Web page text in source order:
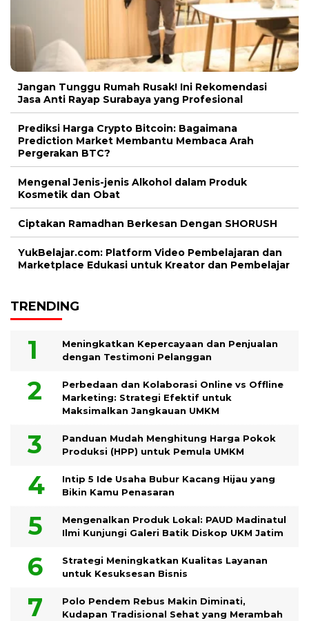
Jangan Tunggu Rumah Rusak! Ini Rekomendasi
Jasa Anti Rayap Surabaya yang Profesional
Prediksi Harga Crypto Bitcoin: Bagaimana
Prediction Market Membantu Membaca Arah
Pergerakan BTC?
Mengenal Jenis-jenis Alkohol dalam Produk
Kosmetik dan Obat
Ciptakan Ramadhan Berkesan Dengan SHORUSH
YukBelajar.com: Platform Video Pembelajaran dan
Marketplace Edukasi untuk Kreator dan Pembelajar
TRENDING
Meningkatkan Kepercayaan dan Penjualan
dengan Testimoni Pelanggan
Perbedaan dan Kolaborasi Online vs Offline
Marketing: Strategi Efektif untuk
Maksimalkan Jangkauan UMKM
Panduan Mudah Menghitung Harga Pokok
Produksi (HPP) untuk Pemula UMKM
Intip 5 Ide Usaha Bubur Kacang Hijau yang
Bikin Kamu Penasaran
Mengenalkan Produk Lokal: PAUD Madinatul
Ilmi Kunjungi Galeri Batik Diskop UKM Jatim
Strategi Meningkatkan Kualitas Layanan
untuk Kesuksesan Bisnis
Polo Pendem Rebus Makin Diminati,
Kudapan Tradisional Sehat yang Merambah